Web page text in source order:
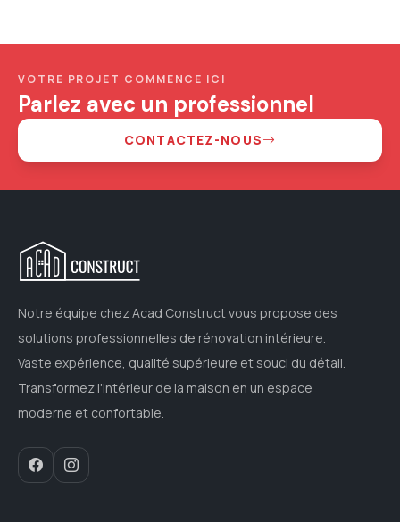
VOTRE PROJET COMMENCE ICI
Parlez avec un professionnel
CONTACTEZ-NOUS
Notre équipe chez Acad Construct vous propose des
solutions professionnelles de rénovation intérieure.
Vaste expérience, qualité supérieure et souci du détail.
Transformez l'intérieur de la maison en un espace
moderne et confortable.